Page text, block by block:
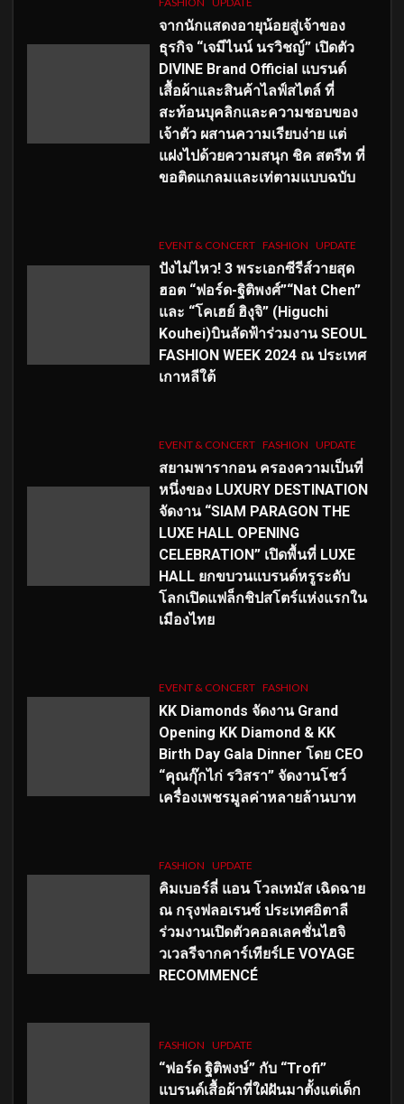
จากนักแสดงอายุน้อยสู่เจ้าของ
ธุรกิจ “เจมีไนน์ นรวิชญ์” เปิดตัว
DIVINE Brand Official แบรนด์
เสื้อผ้าและสินค้าไลฟ์สไตล์ ที่
สะท้อนบุคลิกและความชอบของ
เจ้าตัว ผสานความเรียบง่าย แต่
แฝงไปด้วยความสนุก ชิค สตรีท ที่
ขอติดแกลมและเท่ตามแบบฉบับ
EVENT & CONCERT FASHION UPDATE
ปังไม่ไหว! 3 พระเอกซีรีส์วายสุด
ฮอต “ฟอร์ด-ฐิติพงศ์”“Nat Chen”
และ “โคเฮย์ ฮิงุจิ” (Higuchi
Kouhei)บินลัดฟ้าร่วมงาน SEOUL
FASHION WEEK 2024 ณ ประเทศ
เกาหลีใต้
EVENT & CONCERT FASHION UPDATE
สยามพารากอน ครองความเป็นที่
หนึ่งของ LUXURY DESTINATION
จัดงาน “SIAM PARAGON THE
LUXE HALL OPENING
CELEBRATION” เปิดพื้นที่ LUXE
HALL ยกขบวนแบรนด์หรูระดับ
โลกเปิดแฟล็กชิปสโตร์แห่งแรกใน
เมืองไทย
EVENT & CONCERT FASHION
KK Diamonds จัดงาน Grand
Opening KK Diamond & KK
Birth Day Gala Dinner โดย CEO
“คุณกุ๊กไก่ รวิสรา” จัดงานโชว์
เครื่องเพชรมูลค่าหลายล้านบาท
FASHION UPDATE
คิมเบอร์ลี่ แอน โวลเทมัส เฉิดฉาย
ณ กรุงฟลอเรนซ์ ประเทศอิตาลี
ร่วมงานเปิดตัวคอลเลคชั่นไฮจิ
วเวลรีจากคาร์เทียร์LE VOYAGE
RECOMMENCÉ
FASHION UPDATE
“ฟอร์ด ฐิติพงษ์” กับ “Trofi”
แบรนด์เสื้อผ้าที่ใฝ่ฝันมาตั้งแต่เด็ก